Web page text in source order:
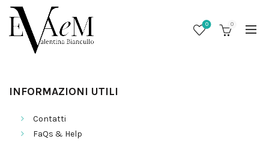
0 0
INFORMAZIONI UTILI
Contatti
FaQs & Help